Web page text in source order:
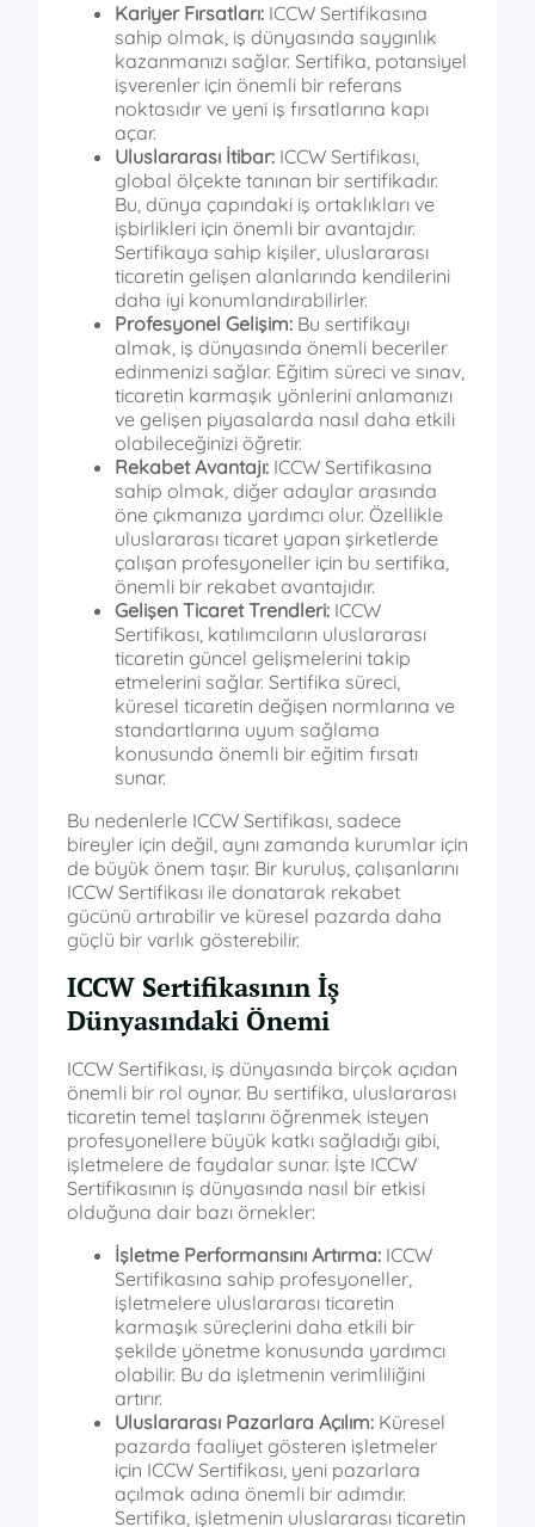
Kariyer Fırsatları: ICCW Sertifikasına
sahip olmak, iş dünyasında saygınlık
kazanmanızı sağlar. Sertifika, potansiyel
işverenler için önemli bir referans
noktasıdır ve yeni iş fırsatlarına kapı
açar.
Uluslararası İtibar: ICCW Sertifikası,
global ölçekte tanınan bir sertifikadır.
Bu, dünya çapındaki iş ortaklıkları ve
işbirlikleri için önemli bir avantajdır.
Sertifikaya sahip kişiler, uluslararası
ticaretin gelişen alanlarında kendilerini
daha iyi konumlandırabilirler.
Profesyonel Gelişim: Bu sertifikayı
almak, iş dünyasında önemli beceriler
edinmenizi sağlar. Eğitim süreci ve sınav,
ticaretin karmaşık yönlerini anlamanızı
ve gelişen piyasalarda nasıl daha etkili
olabileceğinizi öğretir.
Rekabet Avantajı: ICCW Sertifikasına
sahip olmak, diğer adaylar arasında
öne çıkmanıza yardımcı olur. Özellikle
uluslararası ticaret yapan şirketlerde
çalışan profesyoneller için bu sertifika,
önemli bir rekabet avantajıdır.
Gelişen Ticaret Trendleri: ICCW
Sertifikası, katılımcıların uluslararası
ticaretin güncel gelişmelerini takip
etmelerini sağlar. Sertifika süreci,
küresel ticaretin değişen normlarına ve
standartlarına uyum sağlama
konusunda önemli bir eğitim fırsatı
sunar.
Bu nedenlerle ICCW Sertifikası, sadece
bireyler için değil, aynı zamanda kurumlar için
de büyük önem taşır. Bir kuruluş, çalışanlarını
ICCW Sertifikası ile donatarak rekabet
gücünü artırabilir ve küresel pazarda daha
güçlü bir varlık gösterebilir.
ICCW Sertifikasının İş
Dünyasındaki Önemi
ICCW Sertifikası, iş dünyasında birçok açıdan
önemli bir rol oynar. Bu sertifika, uluslararası
ticaretin temel taşlarını öğrenmek isteyen
profesyonellere büyük katkı sağladığı gibi,
işletmelere de faydalar sunar. İşte ICCW
Sertifikasının iş dünyasında nasıl bir etkisi
olduğuna dair bazı örnekler:
İşletme Performansını Artırma: ICCW
Sertifikasına sahip profesyoneller,
işletmelere uluslararası ticaretin
karmaşık süreçlerini daha etkili bir
şekilde yönetme konusunda yardımcı
olabilir. Bu da işletmenin verimliliğini
artırır.
Uluslararası Pazarlara Açılım: Küresel
pazarda faaliyet gösteren işletmeler
için ICCW Sertifikası, yeni pazarlara
açılmak adına önemli bir adımdır.
Sertifika, işletmenin uluslararası ticaretin